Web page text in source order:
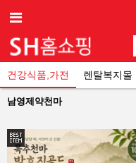
건강식품,가전 렌탈복지몰
남영제약천마